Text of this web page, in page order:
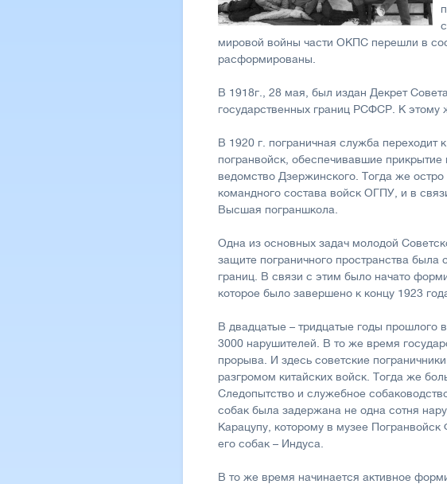
мировой войны части ОКПС перешли в
расформированы.
В 1918г., 28 мая, был издан Декрет
государственных границ РСФСР. К этому
В 1920 г. пограничная служба переходит
погранвойск, обеспечивавшие прикрытие
ведомство Дзержинского. Тогда же остро
командного состава войск ОГПУ, и в
Высшая пограншкола.
Одна из основных задач молодой
защите пограничного пространства
границ. В связи с этим было начато
которое было завершено к концу 1923
В двадцатые – тридцатые годы прошлого
3000 нарушителей. В то же время
прорыва. И здесь советские
разгромом китайских войск. Тогда же
Следопытство и служебное
собак была задержана не одна сотня
Карацупу, которому в музее
его собак – Индуса.
В то же время начинается активное